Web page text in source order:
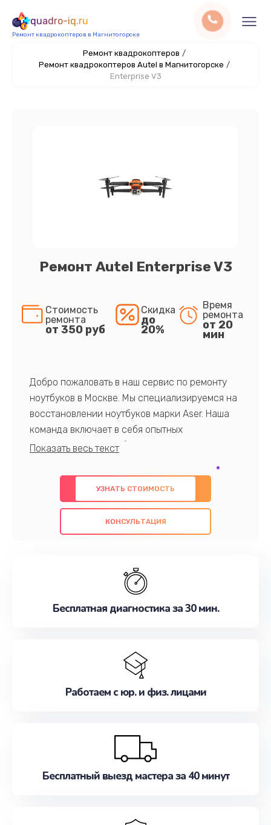
quadro-iq.ru
Ремонт квадрокоптеров в Магнитогорске
Ремонт квадрокоптеров /
Ремонт квадрокоптеров Autel в Магнитогорске /
Enterprise V3
Ремонт Autel Enterprise V3
Стоимость
ремонта
от 350 руб
Скидка
до
20%
Время
ремонта
от 20
мин
Добро пожаловать в наш сервис по ремонту
ноутбуков в Москве. Мы специализируемся на
восстановлении ноутбуков марки Aser. Наша
команда включает в себя опытных
профессионалов с обширными знаниями и
предлагаем быстрый и качественный ремонт с
использованием оригинальных компонентов, а
также гарантируем качество всех
проведенных работ. Наша цель - предоставить
наилучшим образом. Не медлите записаться на
УЗНАТЬ СТОИМОСТЬ
КОНСУЛЬТАЦИЯ
Бесплатная диагностика за 30 мин.
Работаем с юр. и физ. лицами
Бесплатный выезд мастера за 40 минут